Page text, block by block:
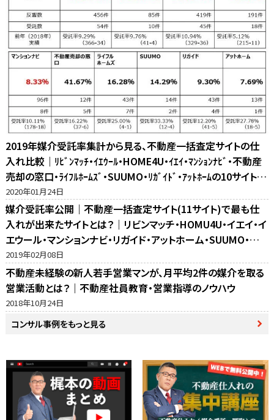
2019年媒介受託率集計から見る、不動産一括査定サイトの仕
入れ比較｜ﾘﾋﾞﾝﾏｯﾁ・ｲｴｳｰﾙ・HOME4U・ｲｴｲ・ﾏﾝｼｮﾝﾅﾋﾞ・不動産
売却の窓口・ﾗｲﾌﾙﾎｰﾑｽﾞ・SUUMO・ﾘｶﾞｲﾄﾞ・ｱｯﾄﾎｰﾑの10サイト比
較
2020年01月24日
媒介受託率公開｜不動産一括査定サイト(11サイト)で最も仕
入れが出来たサイトとは？｜リビンマッチ・HOMU4U・イエイ・イ
エウール・マンションナビ・リガイド・アットホーム・SUUMO・不
動産売却の窓口・ホームズ・マイナビの反響比較
2019年02月08日
不動産未経験の新人若手営業マンが、月平均2件の媒介を取る
営業活動とは？｜不動産社員教育・営業指導のノウハウ
2018年10月24日
コンサル事例をもっと見る